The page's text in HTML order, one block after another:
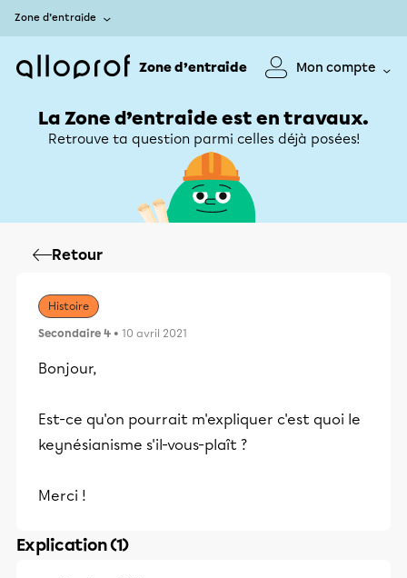
Zone d’entraide
Zone d’entraide Mon compte
La Zone d’entraide est en travaux.
Retrouve ta question parmi celles déjà posées!
Retour
Histoire
Secondaire 4 • 10 avril 2021
Bonjour,
Est-ce qu'on pourrait m'expliquer c'est quoi le
keynésianisme s'il-vous-plaît ?
Merci !
Explication (1)